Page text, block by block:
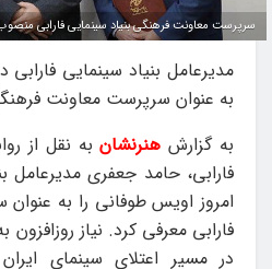
سرپرست معاونت فرهنگی بنیاد سینمایی فارابی
مدیرعامل بنیاد سینمایی
به عنوان سرپرست معاونت
به گزارش هنرنشانبه نقل از
فارابی، حامد جعفری مدیرعامل
امروز اویس طوفانی را به
فارابی معرفی کرد. نیاز
در مسیر اعتلای سینمای